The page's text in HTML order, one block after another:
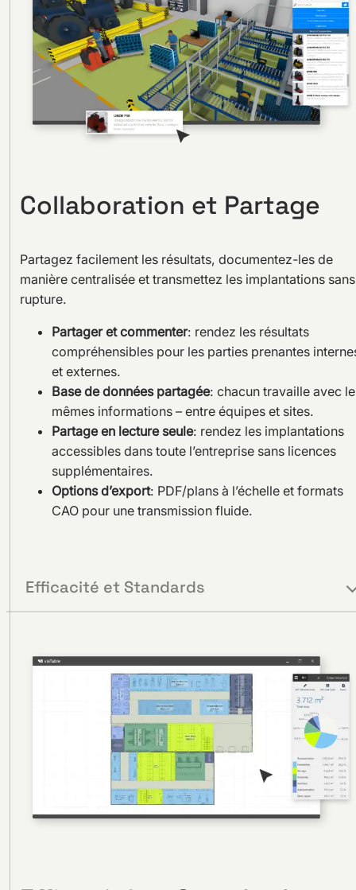
Efficacité et Standards
Collaboration et Partage
Partagez facilement les résultats, documentez-les de
manière centralisée et transmettez les implantations sans
rupture.
Partager et commenter: rendez les résultats
compréhensibles pour les parties prenantes
et externes.
Base de données partagée: chacun travaille avec
mêmes informations – entre équipes et sites.
Partage en lecture seule: rendez les implantations
accessibles dans toute l’entreprise sans licences
supplémentaires.
Options d’export: PDF/plans à l’échelle et formats
CAO pour une transmission fluide.